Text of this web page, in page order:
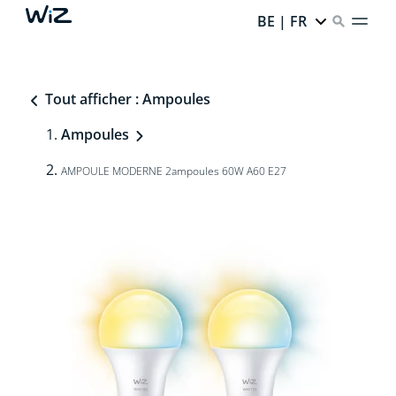
BE | FR
Tout afficher : Ampoules
Ampoules
AMPOULE MODERNE 2ampoules 60W A60 E27